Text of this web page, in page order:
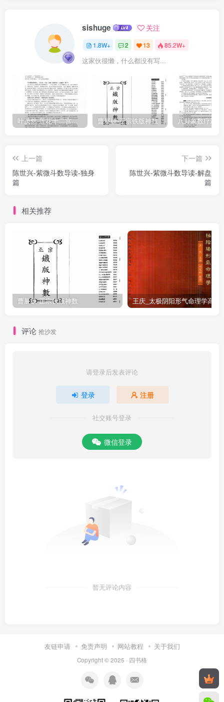
sishuge 关注
1.8W+ 2 13 85.2W+
这家伙很懒，什么都没有写...
叶茂然-莲花十二宫佛家奇门面授及答疑 曹展硕-正宗铁版神数
上一篇
陈世兴-紫微斗数导读-独身
篇
下一篇
陈世兴-紫微斗数导读-解盘
篇
相关推荐
曹展硕-正宗铁版神数
评论 抢沙发
请登录后发表评论
登录 注册
社交账号登录
微信登录
暂无评论内容
友链申请 免责声明 网站教程 关于我们
Copyright © 2025 · 四书格